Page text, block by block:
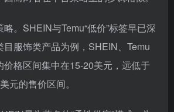
目服饰类产品为例，SHEIN、Temu
格区间集中在15-20美元，远低于
元的售价区间。